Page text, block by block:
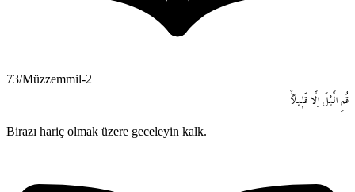
73/Müzzemmil-2
قُمِ الَّيْلَ اِلَّا قَل۪يلاًۙ
Birazı hariç olmak üzere geceleyin kalk.